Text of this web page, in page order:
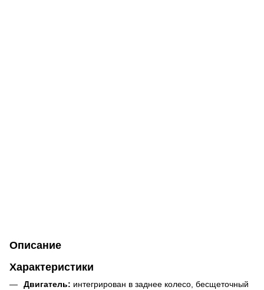
Описание
Характеристики
Двигатель: интегрирован в заднее колесо, бесщеточный